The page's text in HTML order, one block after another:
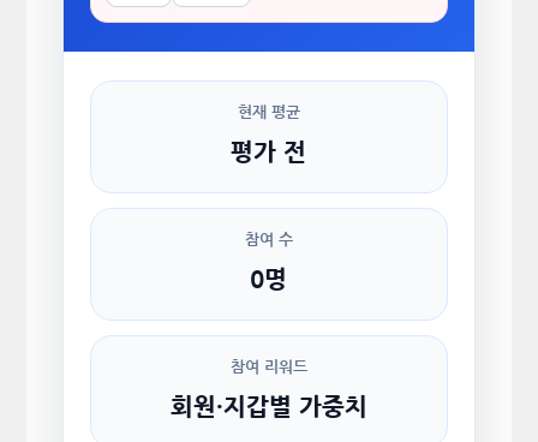
현재 평균
평가 전
참여 수
0명
참여 리워드
회원·지갑별 가중치